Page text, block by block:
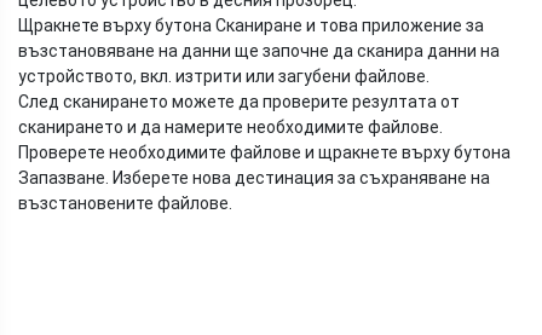
Щракнете върху бутона Сканиране и това приложение за
възстановяване на данни ще започне да сканира данни на
устройството, вкл. изтрити или загубени файлове.
След сканирането можете да проверите резултата от
сканирането и да намерите необходимите файлове.
Проверете необходимите файлове и щракнете върху бутона
Запазване. Изберете нова дестинация за съхраняване на
възстановените файлове.